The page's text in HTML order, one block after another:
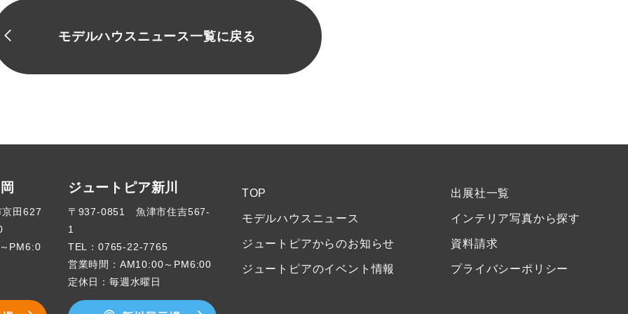
モデルハウスニュース一覧に戻る
TOP
モデルハウスニュース
ジュートピアからのお知らせ
ジュートピアのイベント情報
出展社一覧
インテリア写真から探す
資料請求
プライバシーポリシー
田627
PM6:0
ジュートピア新川
〒937-0851 魚津市住吉567-
1
TEL：0765-22-7765
営業時間：AM10:00～PM6:00
定休日：毎週水曜日